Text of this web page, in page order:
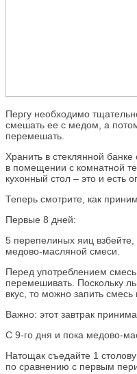
Пергу необходимо
смешать ее с медом, а
перемешать.
Хранить в стеклянной
в помещении с комнатной
кухонный стол – это и есть
Теперь смотрите, как
Первые 8 дней:
5 перепелиных яиц
медово-масляной смеси.
Перед употреблением
перемешивать. Поскольку
вкус, то можно запить смесь
Важно: этот завтрак
С 9-го дня и пока медово-
Натощак съедайте 1
по сравнению с первым